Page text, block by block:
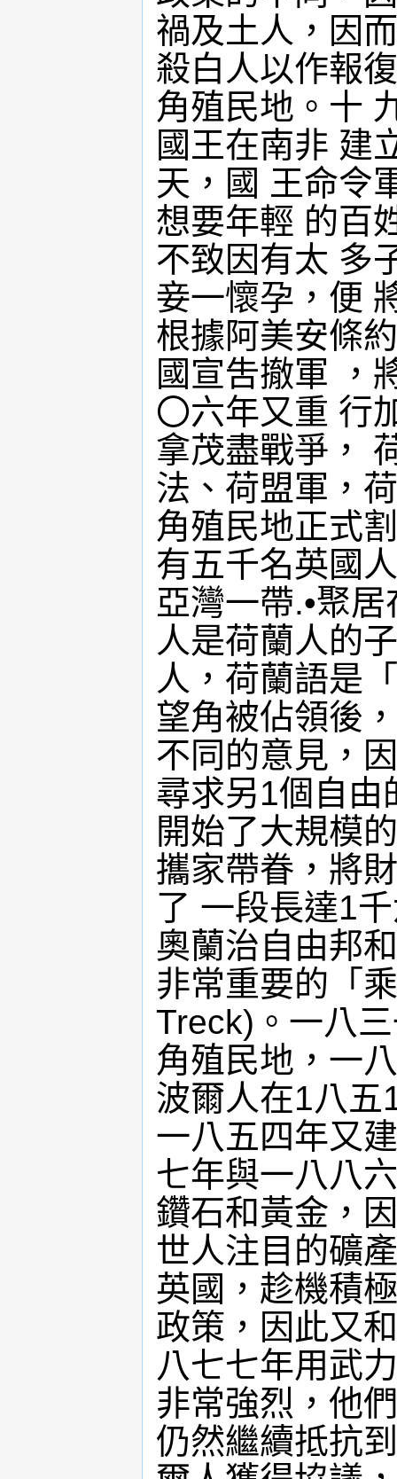
禍及土人，因
殺白人以作報
角殖民地。十
國王在南非 建
天，國 王命令
想要年輕 的百
不致因有太 多
妾一懷孕，便
根據阿美安條
國宣吿撤軍 ，
〇六年又重 行
拿茂盡戰爭，
法、荷盟軍，
角殖民地正式
有五千名英國
亞灣一帶.•聚
人是荷蘭人的
人，荷蘭語是
望角被佔領後
不同的意見，
尋求另1個自由
開始了大規模
攜家帶眷，將
了 一段長達1
奧蘭治自由邦
非常重要的「
Treck)。一八
角殖民地，一
波爾人在1八五
一八五四年又
七年與一八八
鑽石和黃金，
世人注目的礦
英國，趁機積
政策，因此又
八七七年用武
非常強烈，他
仍然繼續抵抗